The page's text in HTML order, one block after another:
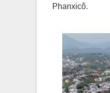
Phanxicô.